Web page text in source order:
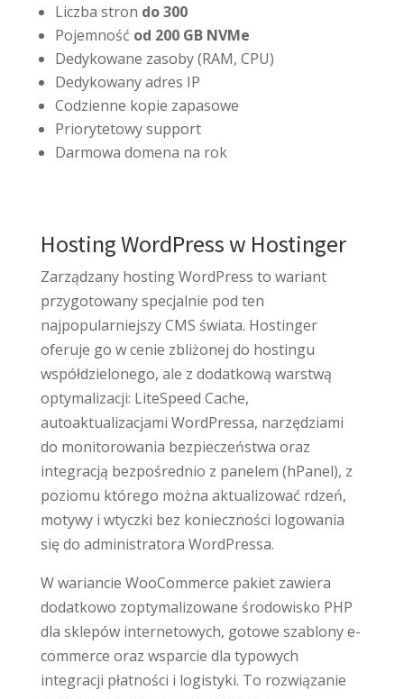
Liczba stron do 300
Pojemność od 200 GB NVMe
Dedykowane zasoby (RAM, CPU)
Dedykowany adres IP
Codzienne kopie zapasowe
Priorytetowy support
Darmowa domena na rok
Hosting WordPress w Hostinger
Zarządzany hosting WordPress to wariant
przygotowany specjalnie pod ten
najpopularniejszy CMS świata. Hostinger
oferuje go w cenie zbliżonej do hostingu
współdzielonego, ale z dodatkową warstwą
optymalizacji: LiteSpeed Cache,
autoaktualizacjami WordPressa, narzędziami
do monitorowania bezpieczeństwa oraz
integracją bezpośrednio z panelem (hPanel), z
poziomu którego można aktualizować rdzeń,
motywy i wtyczki bez konieczności logowania
się do administratora WordPressa.
W wariancie WooCommerce pakiet zawiera
dodatkowo zoptymalizowane środowisko PHP
dla sklepów internetowych, gotowe szablony e-
commerce oraz wsparcie dla typowych
integracji płatności i logistyki. To rozwiązanie